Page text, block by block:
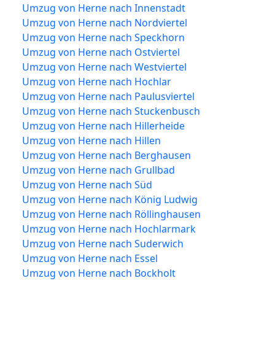
Umzug von Herne nach Innenstadt
Umzug von Herne nach Nordviertel
Umzug von Herne nach Speckhorn
Umzug von Herne nach Ostviertel
Umzug von Herne nach Westviertel
Umzug von Herne nach Hochlar
Umzug von Herne nach Paulusviertel
Umzug von Herne nach Stuckenbusch
Umzug von Herne nach Hillerheide
Umzug von Herne nach Hillen
Umzug von Herne nach Berghausen
Umzug von Herne nach Grullbad
Umzug von Herne nach Süd
Umzug von Herne nach König Ludwig
Umzug von Herne nach Röllinghausen
Umzug von Herne nach Hochlarmark
Umzug von Herne nach Suderwich
Umzug von Herne nach Essel
Umzug von Herne nach Bockholt